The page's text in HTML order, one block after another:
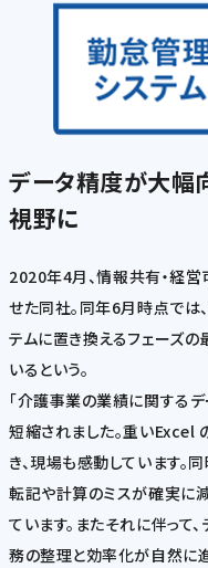
データ精度が大幅
視野に
2020年4月、情報共有・経
せた同社。同年6月時点では
テムに置き換えるフェーズ
いるという。
「介護事業の業績に関する
短縮されました。重いExcel
き、現場も感動しています。
転記や計算のミスが確実に
ています。またそれに伴って
務の整理と効率化が自然に